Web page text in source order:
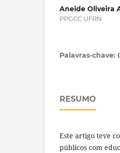
Aneide Oliveira
PPGCC UFRN
Palavras-chave:
RESUMO
Este artigo teve
públicos com